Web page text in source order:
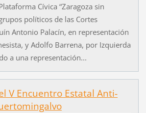
Cívica “Zaragoza sin
políticos de las Cortes
Antonio Palacín, en representación
y Adolfo Barrena, por Izquierda
a una representación...
V Encuentro Estatal Anti-